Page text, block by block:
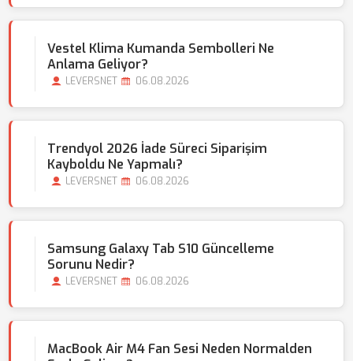
Vestel Klima Kumanda Sembolleri Ne
Anlama Geliyor?
LEVERSNET 06.08.2026
Trendyol 2026 İade Süreci Siparişim
Kayboldu Ne Yapmalı?
LEVERSNET 06.08.2026
Samsung Galaxy Tab S10 Güncelleme
Sorunu Nedir?
LEVERSNET 06.08.2026
MacBook Air M4 Fan Sesi Neden Normalden